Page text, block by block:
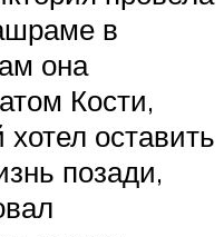
в
она
Кости,
оставить
позади,